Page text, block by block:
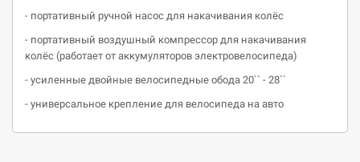
- портативный ручной насос для накачивания колёс
- портативный воздушный компрессор для накачивания
колёс (работает от аккумуляторов электровелосипеда)
- усиленные двойные велосипедные обода 20`` - 28``
- универсальное крепление для велосипеда на авто